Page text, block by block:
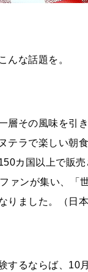
んな話題を。
層その風味を引
テラで楽しい朝
カ国以上で販
ァンが集い、「
りました。（ 日
するならば、10